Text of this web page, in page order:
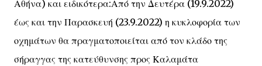
Αθήνα) και ειδικότερα:Από την Δευτέρα (19.9.2022)
έως και την Παρασκευή (23.9.2022) η κυκλοφορία των
οχημάτων θα πραγματοποιείται από τον κλάδο της
σήραγγας της κατεύθυνσης προς Καλαμάτα